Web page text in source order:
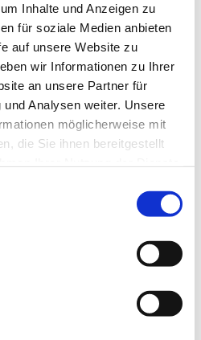
Inhalte und Anzeigen zu
für soziale Medien anbieten
auf unsere Website zu
wir Informationen zu Ihrer
an unsere Partner für
Analysen weiter. Unsere
möglicherweise mit
die Sie ihnen bereitgestellt
2026, 09:30
Gottlieb-
Platz 3, 7432